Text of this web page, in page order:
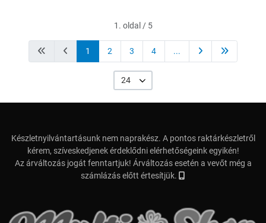
1. oldal / 5
1 2 3 4 ...
24
Készletnyilvántartásunk nem naprakész. A pontos raktárkészletről
kérem, szíveskedjenek érdeklődni elérhetőségeink egyikén!
Az árváltozás jogát fenntartjuk! Árváltozás esetén a vevőt még a
számlázás előtt értesítjük.